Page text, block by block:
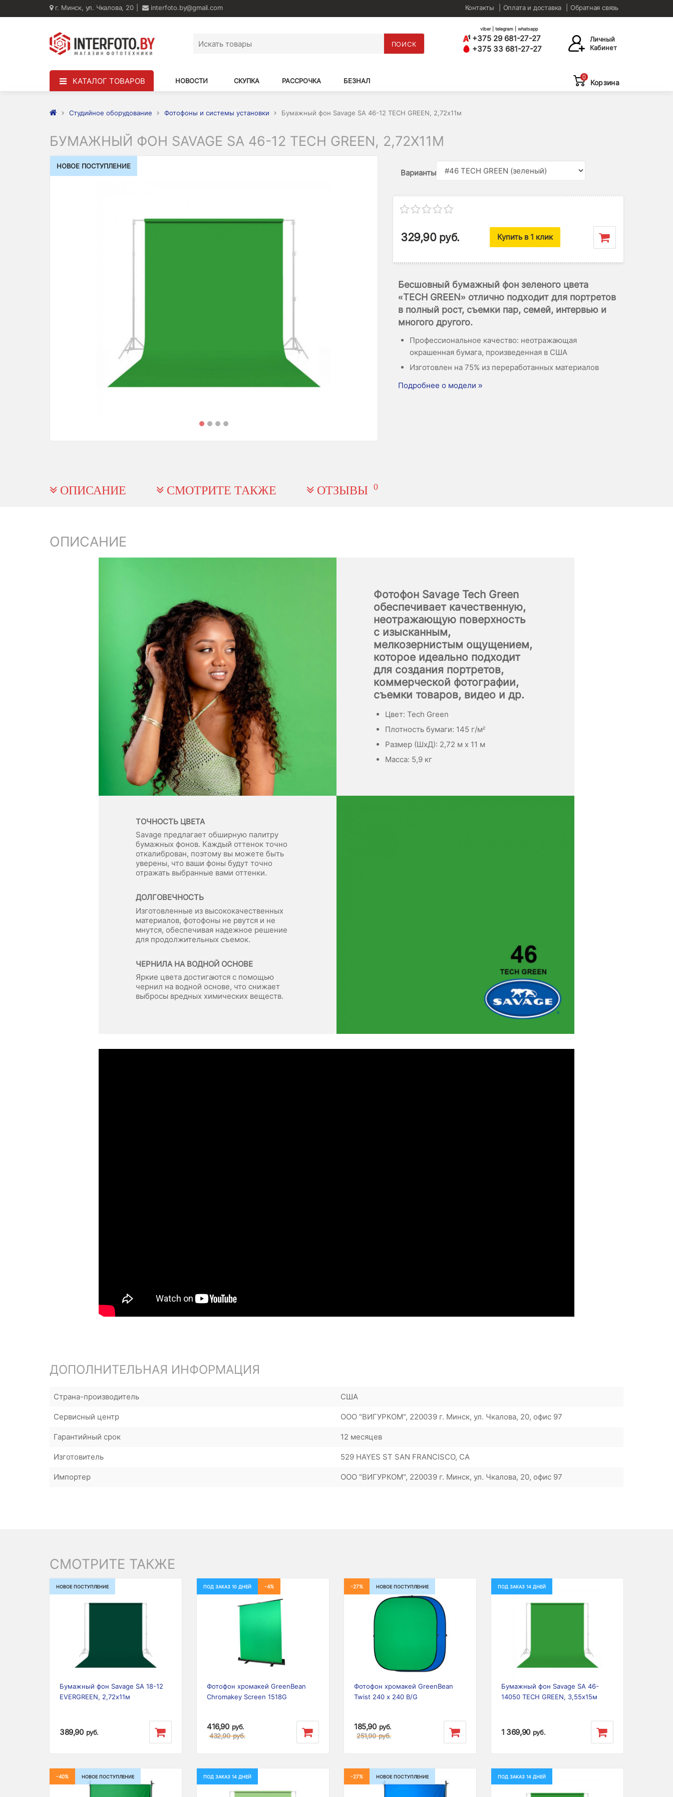
г. Минск, ул. Чкалова, 20 interfoto.by@gmail.com Контакты Оплата и доставка Обратная связь
ПОИСК
viber | telegram | whatsapp
+375 29 681-27-27
+375 33 681-27-27
Личный
Кабинет
КАТАЛОГ ТОВАРОВ НОВОСТИ СКУПКА РАССРОЧКА БЕЗНАЛ 0
Корзина
Студийное оборудование Фотофоны и системы установки Бумажный фон Savage SA 46-12 TECH GREEN, 2,72х11м
БУМАЖНЫЙ ФОН SAVAGE SA 46-12 TECH GREEN, 2,72Х11М
НОВОЕ ПОСТУПЛЕНИЕ
Варианты
329,90 руб. Купить в 1 клик
Бесшовный бумажный фон зеленого цвета
«TECH GREEN» отлично подходит для портретов
в полный рост, съемки пар, семей, интервью и
многого другого.
Профессиональное качество: неотражающая
окрашенная бумага, произведенная в США
Изготовлен на 75% из переработанных материалов
Подробнее о модели »
ОПИСАНИЕ СМОТРИТЕ ТАКЖЕ ОТЗЫВЫ 0
ОПИСАНИЕ
Фотофон Savage Tech Green
обеспечивает качественную,
неотражающую поверхность
с изысканным,
мелкозернистым ощущением,
которое идеально подходит
для создания портретов,
коммерческой фотографии,
съемки товаров, видео и др.
Цвет: Tech Green
Плотность бумаги: 145 г/м²
Размер (ШхД): 2,72 м x 11 м
Масса: 5,9 кг
ТОЧНОСТЬ ЦВЕТА
Savage предлагает обширную палитру
бумажных фонов. Каждый оттенок точно
откалиброван, поэтому вы можете быть
уверены, что ваши фоны будут точно
отражать выбранные вами оттенки.
ДОЛГОВЕЧНОСТЬ
Изготовленные из высококачественных
материалов, фотофоны не рвутся и не
мнутся, обеспечивая надежное решение
для продолжительных съемок.
ЧЕРНИЛА НА ВОДНОЙ ОСНОВЕ
Яркие цвета достигаются с помощью
чернил на водной основе, что снижает
выбросы вредных химических веществ.
ДОПОЛНИТЕЛЬНАЯ ИНФОРМАЦИЯ
Страна-производитель США
Сервисный центр ООО "ВИГУРКОМ", 220039 г. Минск, ул. Чкалова, 20, офис 97
Гарантийный срок 12 месяцев
Изготовитель 529 HAYES ST SAN FRANCISCO, CA
Импортер ООО "ВИГУРКОМ", 220039 г. Минск, ул. Чкалова, 20, офис 97
СМОТРИТЕ ТАКЖЕ
НОВОЕ ПОСТУПЛЕНИЕ
Бумажный фон Savage SA 18-12
EVERGREEN, 2,72х11м
389,90 руб.
ПОД ЗАКАЗ 10 ДНЕЙ -4%
Previous
Фотофон хромакей GreenBean
Chromakey Screen 1518G
416,90 руб.
432,90 руб.
-27% НОВОЕ ПОСТУПЛЕНИЕ
Previous
Фотофон хромакей GreenBean
Twist 240 х 240 B/G
185,90 руб.
251,90 руб.
ПОД ЗАКАЗ 14 ДНЕЙ
Бумажный фон Savage SA 46-
14050 TECH GREEN, 3,55х15м
1 369,90 руб.
-40% НОВОЕ ПОСТУПЛЕНИЕ ПОД ЗАКАЗ 14 ДНЕЙ -27% НОВОЕ ПОСТУПЛЕНИЕ ПОД ЗАКАЗ 14 ДНЕЙ